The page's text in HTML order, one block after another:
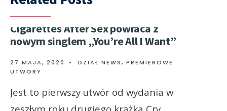
Cigarettes After Sex powraca z
nowym singlem „You’re All I Want”
27 MAJA, 2020 • DZIAŁ NEWS, PREMIEROWE
UTWORY
Jest to pierwszy utwór od wydania w